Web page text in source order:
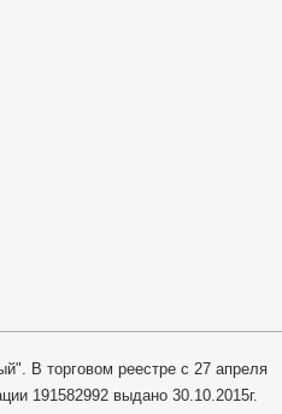
В торговом реестре с 27 апреля
191582992 выдано 30.10.2015г.